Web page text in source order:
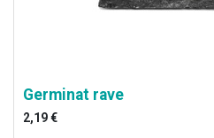
Germinat rave
2,19€